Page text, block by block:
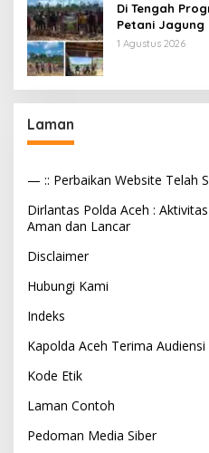
Di Tengah
Petani Jagung
Tekanan Aparat
1 Agustus 2026
Laman
— :: Perbaikan Website Telah
Dirlantas Polda Aceh :
Aman dan Lancar
Disclaimer
Hubungi Kami
Indeks
Kapolda Aceh Terima
Kode Etik
Laman Contoh
Pedoman Media Siber